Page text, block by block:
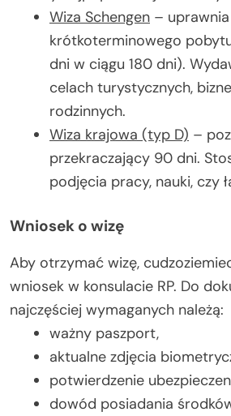
Wiza Schengen –
krótkoterminowego
dni w ciągu 180 dni).
celach turystycznych,
rodzinnych.
Wiza krajowa (typ D) –
przekraczający 90 dni.
podjęcia pracy, nauki, czy
Wniosek o wizę
Aby otrzymać wizę,
wniosek w konsulacie RP. Do
najczęściej wymaganych należą:
ważny paszport,
aktualne zdjęcia
potwierdzenie
dowód posiadania